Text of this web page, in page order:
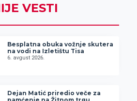
VESTI
Besplatna obuka vožnje skutera
na vodi na Izletištu Tisa
6. avgust 2026.
Dejan Matić priredio veče za